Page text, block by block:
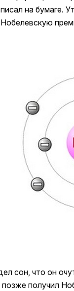
на бумаге.
сон, что он
позже получил